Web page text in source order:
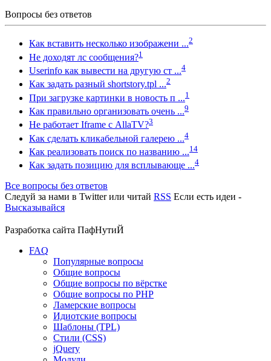
Вопросы без ответов
Как вставить несколько изображени ...2
Не доходят лс сообщения?1
Userinfo как вывести на другую ст ...4
Как задать разный shortstory.tpl ...2
При загрузке картинки в новость п ...1
Как правильно организовать очень ...9
Не работает Iframe с AllaTV?3
Как сделать кликабельной галерею ...4
Как реализовать поиск по названию ...14
Как задать позицию для всплывающе ...4
Все вопросы без ответов
Следуй за нами в Twitterили читай RSS Если есть идеи -
Высказывайся
Разработка сайта ПафНутиЙ
FAQ
Популярные вопросы
Общие вопросы
Общие вопросы по вёрстке
Общие вопросы по PHP
Ламерские вопросы
Идиотские вопросы
Шаблоны (TPL)
Стили (CSS)
jQuery